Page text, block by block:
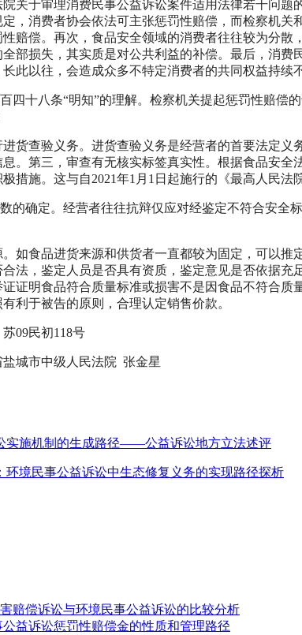
于审理消费民事公益诉讼案件适用法律若干问题
，消费者协会依法可主张惩罚性赔偿，而检察机
赔偿。再次，食品安全领域的消费者往往较为分
部损失，其实质是对公共利益的补偿。最后，消
此以往，会造成众多不特定消费者的共同权益持续
十八条“明知”的理解。检察机关提起惩罚性赔偿
查验义务。进货查验义务是经营者的首要法定义
。第三，审查有无核实标签真实性。根据食品安
措施。这与自2021年1月1日起施行的《最高人民
确定。经营者往往抗辩仅应对经鉴定不符合安全
食品进货来源和供货者一直都较为固定，可以推
法，鉴定人员是否具有资质，鉴定意见是否依据
证明食品符合质量标准或损害不是因食品不符合
利于被告的原则，合理认定销售价款。
09民初118号
城市中级人民法院 张金星
实施机制的生成路径——公益诉讼地方立法述评
环境民事公益诉讼中生态修复义务的实现路径探析
赔偿诉讼与环境民事公益诉讼的比较分析
益诉讼惩罚性赔偿金的性质和管理路径